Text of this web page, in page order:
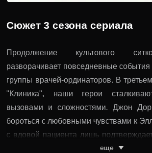
Сюжет 3 сезона сериала
Продолжение культового
разворачивает повседневные
группы врачей-ординаторов. В
"Клиника", наши герои
вызовами и сложностями. Джон
бороться с любовными чувствами к
с вдовой пациента лишь
завоевать сердце коллеги
еще